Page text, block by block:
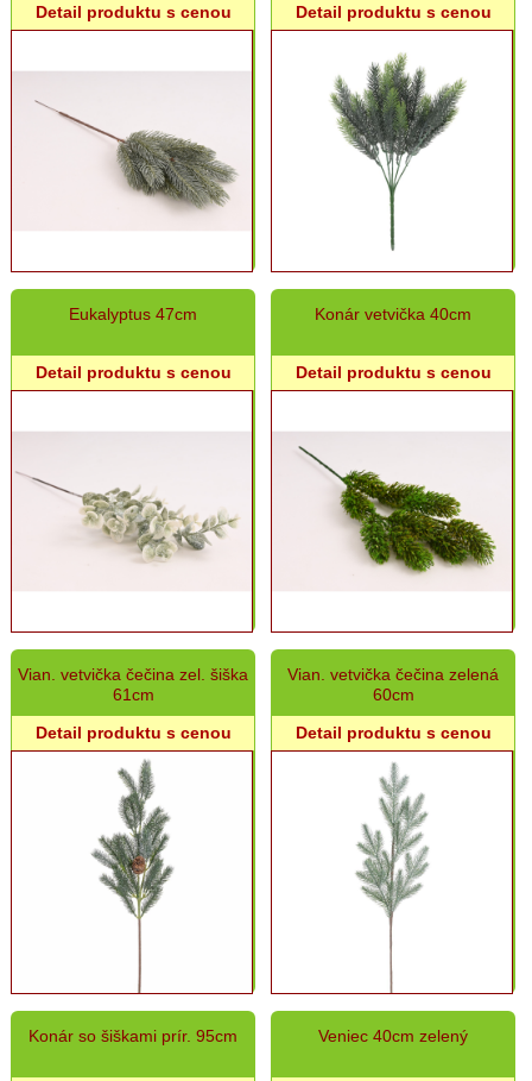
Detail produktu s cenou Detail produktu s cenou
Eukalyptus 47cm
Detail produktu s cenou
Konár vetvička 40cm
Detail produktu s cenou
Vian. vetvička čečina zel. šiška
61cm
Detail produktu s cenou
Vian. vetvička čečina zelená
60cm
Detail produktu s cenou
Konár so šiškami prír. 95cm Veniec 40cm zelený